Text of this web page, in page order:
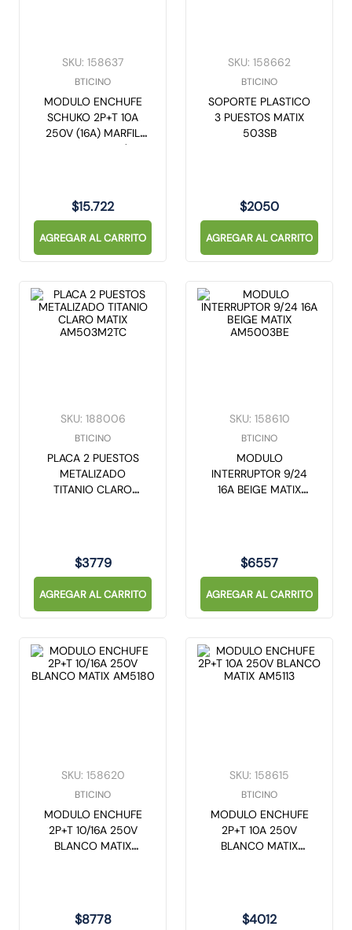
SKU: 158637
BTICINO
MODULO ENCHUFE
SCHUKO 2P+T 10A
250V (16A) MARFIL
MATIX A5440/3
$15.722
AGREGAR AL CARRITO
SKU: 158662
BTICINO
SOPORTE PLASTICO
3 PUESTOS MATIX
503SB
$2050
AGREGAR AL CARRITO
SKU: 188006
BTICINO
PLACA 2 PUESTOS
METALIZADO
TITANIO CLARO
$3779
AGREGAR AL CARRITO
SKU: 158610
BTICINO
MODULO
INTERRUPTOR 9/24
16A BEIGE MATIX
$6557
AGREGAR AL CARRITO
SKU: 158620
BTICINO
MODULO ENCHUFE
2P+T 10/16A 250V
BLANCO MATIX
$8778
SKU: 158615
BTICINO
MODULO ENCHUFE
2P+T 10A 250V
BLANCO MATIX
$4012